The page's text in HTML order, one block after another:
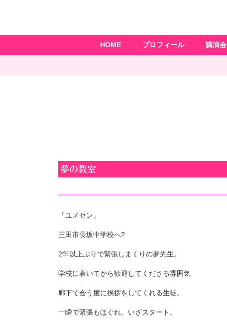
HOME プロフィール 講演会
夢の教室
「ユメセン」
三田市長坂中学校へ?
2年以上ぶりで緊張しまくりの夢先生。
学校に着いてから歓迎してくださる雰囲気
廊下で会う度に挨拶をしてくれる生徒。
一瞬で緊張もほぐれ、いざスタート。